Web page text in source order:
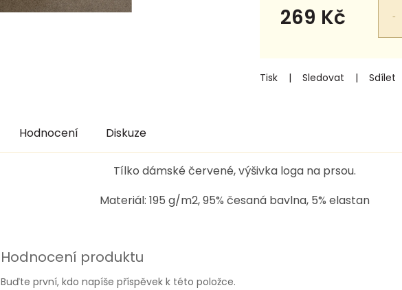
269 Kč
Tisk Sledovat Sdílet
Hodnocení Diskuze
Tílko dámské červené, výšivka loga na prsou.
Materiál: 195 g/m2, 95% česaná bavlna, 5% elastan
Hodnocení produktu
Buďte první, kdo napíše příspěvek k této položce.